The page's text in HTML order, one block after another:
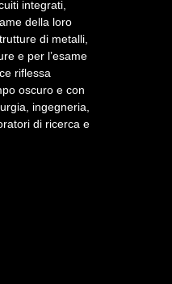
integrati,
della loro
di metalli,
e per l’esame
riflessa
oscuro e con
ingegneria,
di ricerca e